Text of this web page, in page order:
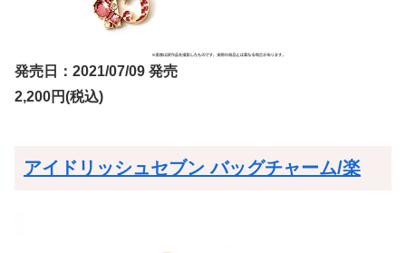
発売日：2021/07/09 発売
2,200円(税込)
アイドリッシュセブン バッグチャーム/楽